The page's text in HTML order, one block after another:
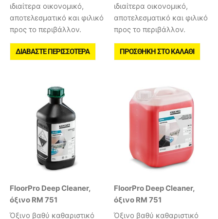
ιδιαίτερα οικονομικό,
αποτελεσματικό και φιλικό
προς το περιβάλλον.
ΔΙΑΒΆΣΤΕ ΠΕΡΙΣΣΌΤΕΡΑ
ιδιαίτερα οικονομικό,
αποτελεσματικό και φιλικό
προς το περιβάλλον.
ΠΡΟΣΘΉΚΗ ΣΤΟ ΚΑΛΆΘΙ
FloorPro Deep Cleaner,
όξινο RM 751
Όξινο βαθύ καθαριστικό
FloorPro Deep Cleaner,
όξινο RM 751
Όξινο βαθύ καθαριστικό